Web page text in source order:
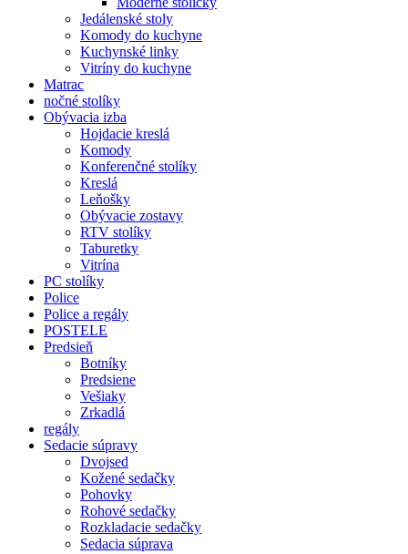
Jedálenské stoly
Komody do kuchyne
Kuchynské linky
Vitríny do kuchyne
Matrac
nočné stolíky
Obývacia izba
Hojdacie kreslá
Komody
Konferenčné stolíky
Kreslá
Leňošky
Obývacie zostavy
RTV stolíky
Taburetky
Vitrína
PC stolíky
Police
Police a regály
POSTELE
Predsieň
Botníky
Predsiene
Vešiaky
Zrkadlá
regály
Sedacie súpravy
Dvojsed
Kožené sedačky
Pohovky
Rohové sedačky
Rozkladacie sedačky
Sedacia súprava